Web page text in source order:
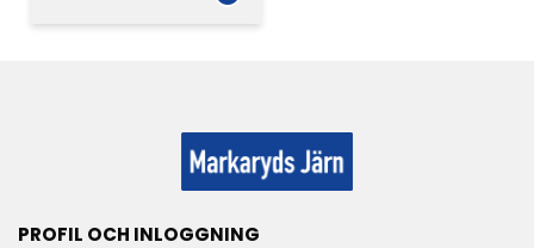
PROFIL OCH INLOGGNING